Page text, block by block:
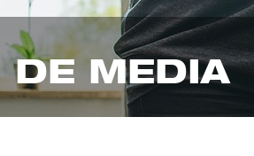
DE MEDIA